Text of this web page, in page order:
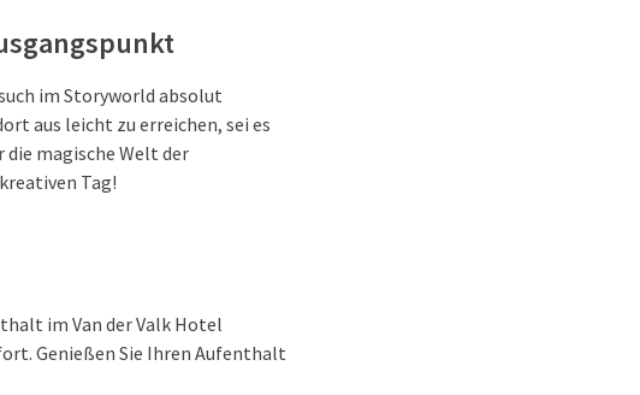
im Storyworld absolut
aus leicht zu erreichen, sei es
die magische Welt der
Tag!
im Van der Valk Hotel
Genießen Sie Ihren Aufenthalt